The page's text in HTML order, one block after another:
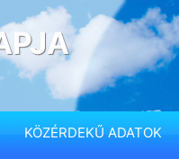
KÖZÉRDEKŰ ADATOK